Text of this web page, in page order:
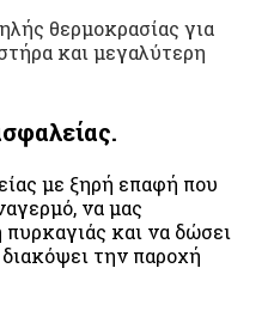
θερμοκρασίας για
και μεγαλύτερη
με ξηρή επαφή που
να μας
πυρκαγιάς και να δώσει
την παροχή